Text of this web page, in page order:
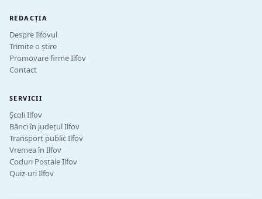
REDACȚIA
Despre Ilfovul
Trimite o știre
Promovare firme Ilfov
Contact
SERVICII
Școli Ilfov
Bănci în județul Ilfov
Transport public Ilfov
Vremea în Ilfov
Coduri Postale Ilfov
Quiz-uri Ilfov